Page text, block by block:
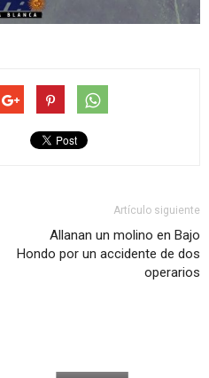
Artículo siguiente
Allanan un molino en Bajo
Hondo por un accidente de dos
operarios